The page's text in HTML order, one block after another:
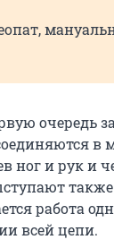
очередь
в
и рук и
работа
всей цепи.